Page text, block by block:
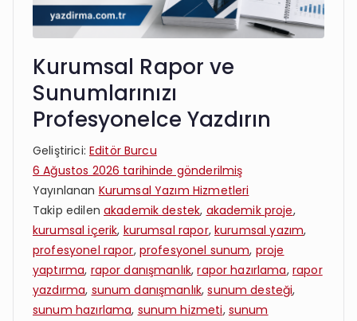
Kurumsal Rapor ve
Sunumlarınızı
Profesyonelce Yazdırın
Geliştirici: Editör Burcu
6 Ağustos 2026 tarihinde gönderilmiş
Yayınlanan Kurumsal Yazım Hizmetleri
Takip edilen akademik destek, akademik proje,
kurumsal içerik, kurumsal rapor, kurumsal yazım,
profesyonel rapor, profesyonel sunum, proje
yaptırma, rapor danışmanlık,rapor hazırlama, rapor
yazdırma, sunum danışmanlık,sunum desteği,
sunum hazırlama, sunum hizmeti, sunum